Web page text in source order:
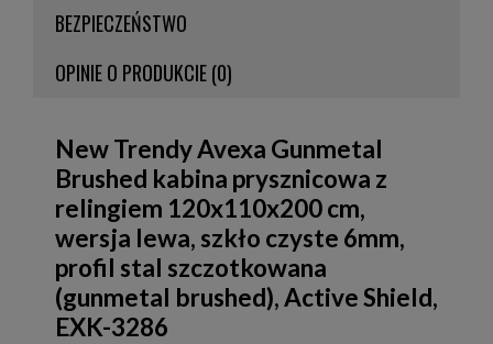
BEZPIECZEŃSTWO
OPINIE O PRODUKCIE (0)
New Trendy Avexa Gunmetal
Brushed kabina prysznicowa z
relingiem 120x110x200 cm,
wersja lewa, szkło czyste 6mm,
profil stal szczotkowana
(gunmetal brushed), Active Shield,
EXK-3286